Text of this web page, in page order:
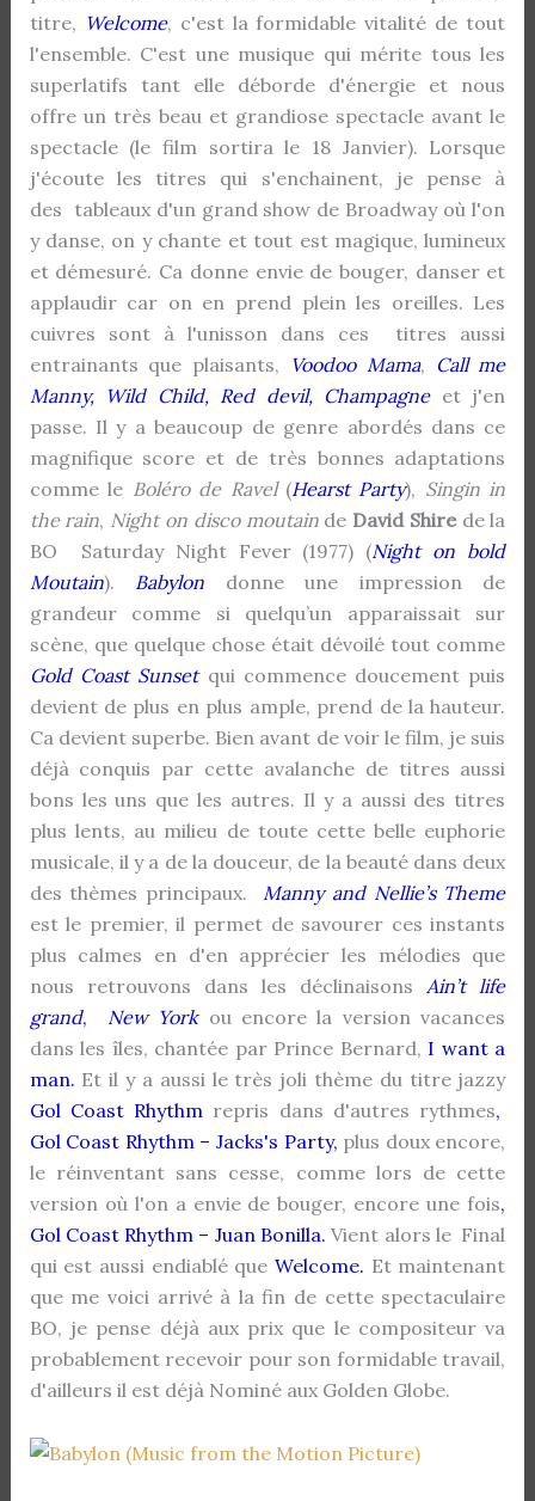
titre, Welcome, c'est la formidable vitalité de tout
l'ensemble. C'est une musique qui mérite tous les
superlatifs tant elle déborde d'énergie et nous
offre un très beau et grandiose spectacle avant le
spectacle (le film sortira le 18 Janvier). Lorsque
j'écoute les titres qui s'enchainent, je pense à
des tableaux d'un grand show de Broadway où l'on
y danse, on y chante et tout est magique, lumineux
et démesuré. Ca donne envie de bouger, danser et
applaudir car on en prend plein les oreilles. Les
cuivres sont à l'unisson dans ces titres aussi
entrainants que plaisants, Voodoo Mama,
Call me
Manny, Wild Child, Red devil, Champagne et j'en
passe. Il y a beaucoup de genre abordés dans ce
magnifique score et de très bonnes adaptations
comme le Boléro de Ravel(Hearst Party), Singin in
the rain, Night on disco moutainde David Shirede la
BO Saturday Night Fever (1977) (Night on bold
Moutain). Babylon donne une impression de
grandeur comme si quelqu’un apparaissait sur
scène, que quelque chose était dévoilé tout comme
Gold Coast Sunsetqui commence doucement puis
devient de plus en plus ample, prend de la hauteur.
Ca devient superbe. Bien avant de voir le film, je suis
déjà conquis par cette avalanche de titres aussi
bons les uns que les autres. Il y a aussi des titres
plus lents, au milieu de toute cette belle euphorie
musicale, il y a de la douceur, de la beauté dans deux
des thèmes principaux. Manny and Nellie’s Theme
est le premier, il permet de savourer ces instants
plus calmes en d'en apprécier les mélodies que
nous retrouvons dans les déclinaisons Ain’t life
grand, New Yorkou encore la version vacances
dans les îles, chantée par Prince Bernard, I want a
man. Et il y a aussi le très joli thème du titre jazzy
Gol Coast Rhythm repris dans d'autres rythmes,
Gol Coast Rhythm – Jacks's Party, plus doux encore,
le réinventant sans cesse, comme lors de cette
version où l'on a envie de bouger, encore une fois,
Gol Coast Rhythm – Juan Bonilla.Vient alors le Final
qui est aussi endiablé queWelcome. Et maintenant
que me voici arrivé à la fin de cette spectaculaire
BO, je pense déjà aux prix que le compositeur va
probablement recevoir pour son formidable travail,
d'ailleurs il est déjà Nominé aux Golden Globe.